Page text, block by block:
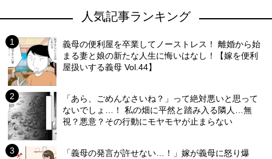
人気記事ランキング
義母の便利屋を卒業してノーストレス！ 離婚から始
まる妻と娘の新たな人生に悔いはなし！【嫁を便利
屋扱いする義母 Vol.44】
「あら、ごめんなさいね？」って絶対悪いと思って
ないでしょ…！ 私の畑に平然と踏み入る隣人…無
視？悪意？その行動にモヤモヤが止まらない
「義母の発言が許せない…！」嫁が義母に怒り爆